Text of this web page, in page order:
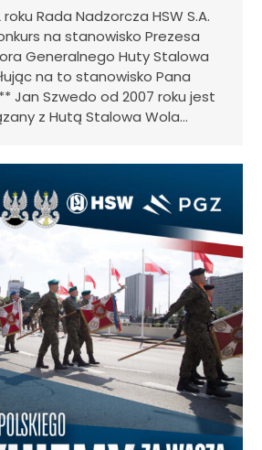
Rada Nadzorcza HSW S.A.
na stanowisko Prezesa
Generalnego Huty Stalowa
na to stanowisko Pana
Jan Szwedo od 2007 roku jest
z Hutą Stalowa Wola…